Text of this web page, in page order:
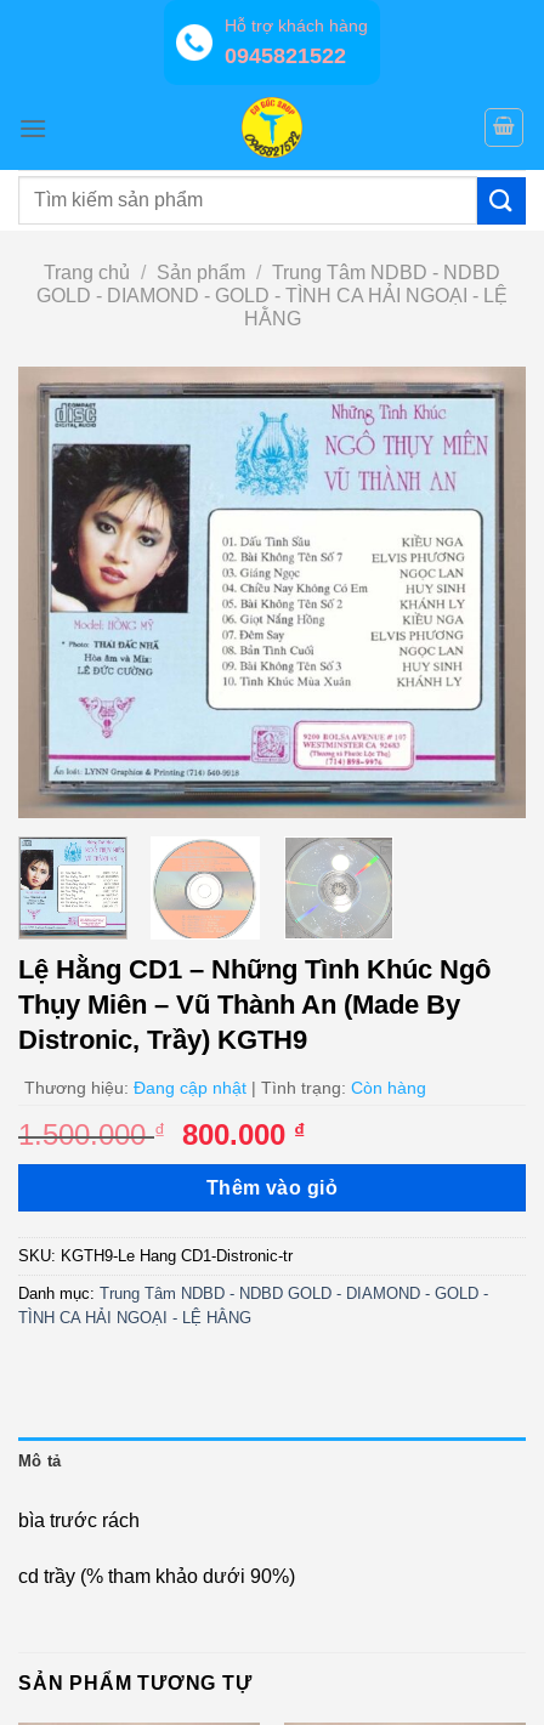
Hỗ trợ khách hàng
0945821522
Tìm
Trang chủ / Sản phẩm / Trung Tâm NDBD - NDBD
GOLD - DIAMOND - GOLD - TÌNH CA HẢI NGOẠI - LỆ
HẰNG
Lệ Hằng CD1 – Những Tình Khúc Ngô
Thụy Miên – Vũ Thành An (Made By
Distronic, Trầy) KGTH9
Thương hiệu: Đang cập nhật | Tình trạng: Còn hàng
1.500.000₫
Giá
gốc
là:
1.500.000 ₫.
800.000 ₫Giá
hiện
tại
là:
Thêm vào giỏ
SKU: KGTH9-Le Hang CD1-Distronic-tr
Danh mục: Trung Tâm NDBD - NDBD GOLD - DIAMOND - GOLD -
TÌNH CA HẢI NGOẠI - LỆ HẰNG
Mô tả
bìa trước rách
cd trầy (% tham khảo dưới 90%)
SẢN PHẨM TƯƠNG TỰ